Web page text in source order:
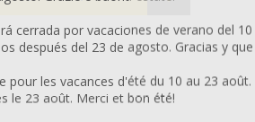
cerrada por vacaciones de verano del
después del 23 de agosto. Gracias y
pour les vacances d'été du 10 au 23
le 23 août. Merci et bon été!